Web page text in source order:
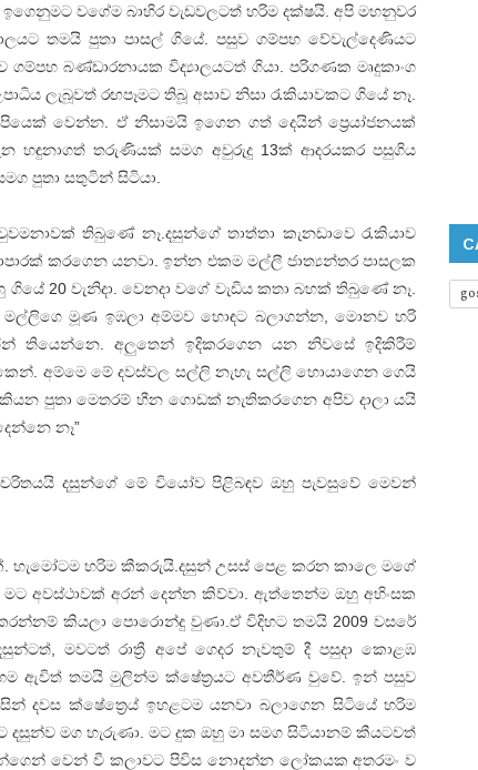
වගේම බාහිර වැඩවලටත් හරිම දක්ෂයි. අපි මහනුවර
තමයි පුතා පාසල් ගියේ. පසුව ගම්පහ වේවැල්දෙණියට
බණ්ඩාරනායක විද්‍යාලයටත් ගියා. පරිගණක මෘදුකාංග
ලැබූවත් රඟපෑමට තිබූ අසාව නිසා රැකියාවකට ගියේ නෑ.
වෙන්න. ඒ නිසාමයි ඉගෙන ගත් දෙයින් ප්‍රෙයා්ජනයක්
හඳුනාගත් තරුණියක් සමග අවුරුදු 13ක් ආදරයකර පසුගිය
පුතා සතුටින් සිටියා.
තිබුණේ නෑ.දසුන්ගේ තාත්තා කැනඩාවෙ රැකියාව
කරගෙන යනවා. ඉන්න එකම මල්ලී ජාත්‍යන්තර පාසලක
20 වැනිදා. වෙනදා වගේ වැඩිය කතා බහක් තිබුණේ නෑ.
මූණ ඉඹලා අම්මව හොඳට බලාගන්න, මොනව හරි
තියෙන්නෙ. අලුතෙන් ඉදිකරගෙන යන නිවසේ ඉදිකිරීම්
අම්මෙ මේ දවස්වල සල්ලි නැහැ සල්ලි හොයාගෙන ගෙයි
පුතා මෙතරම් හීන ගොඩක් නැතිකරගෙන අපිව දාලා යයි
නෑ”
දසුන්ගේ මේ වියෝව පිළිබඳව ඔහු පැවසුවේ මෙවන්
හැමෝටම හරිම කීකරුයි.දසුන් උසස් පෙළ කරන කාලෙ මගේ
අවස්ථාවක් අරන් දෙන්න කිව්වා. ඇත්තෙන්ම ඔහු අහිංසක
කියලා පොරොන්දු වුණා.ඒ විදිහට තමයි 2009 වසරේ
මවටත් රාත්‍රී අපේ ගෙදර නැවතුම් දී පසුදා කොළඹ
ඇවිත් තමයි මුලින්ම ක්ෂේත්‍රයට අවතීර්ණ වුවේ. ඉන් පසුව
දවස ක්ෂේත්‍රෙය් ඉහළටම යනවා බලාගෙන සිටියේ හරිම
මග හැරුණා. මට දුක ඔහු මා සමග සිටියානම් කීයටවත්
වෙන් වී කලාවට පිවිස නොදන්න ලෝකයක අතරමං ව